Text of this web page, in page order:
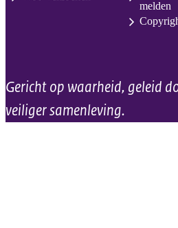
melden
Gericht op waarheid, geleid
veiliger samenleving.